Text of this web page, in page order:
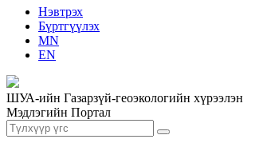
Нэвтрэх
Бүртгүүлэх
MN
EN
ШУА-ийн Газарзүй-геоэкологийн хүрээлэн
Мэдлэгийн Портал